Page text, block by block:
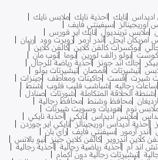
اديداس نايك احذية نايك ملابس نايك
اوريجينالز
سيفينتي فايف
ملابس ترينديول نايك اير فورس
امريكان ايجل اندر ارمر روبرت وود
ريبان
بوكسرات كالفن كلاين كالفن كلاين
بولو رالف لورين بوما
توب مان
جاك اند جونز
أحذية رياضة للرجال
تيشيرتات قمصان تيشيرتات بولو
شيرت فست جاكيتات ومعاطف جينزات
ساعات رجاليه شباشب فليب فلوب
شنط
شنطة الحلاقة المتكاملة شورتات صنادل
محافظ وشنط
محافظ رجالية
نوم
هوديات وسويت شيرتات
ملابس أديداس نايكي أحذبة نايكي
أحذية أديداس أوريجينالز
نايكي اير جوردن
أندر آرمور سيفنتي فايف راي بان
كلاين اندروير كالفن كلاين جينز
نيو بالانس
اتش اند ام أحذية رياضية رجالية أحذية رجالية
تيشيرتات رجالية دون أكمام